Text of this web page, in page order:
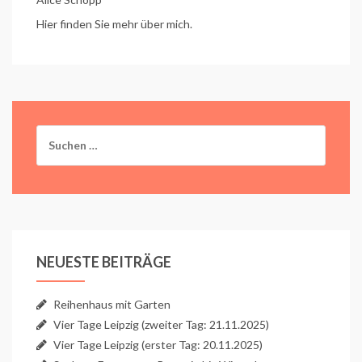
Hier finden Sie mehr über mich.
nach:
NEUESTE BEITRÄGE
Reihenhaus mit Garten
Vier Tage Leipzig (zweiter Tag: 21.11.2025)
Vier Tage Leipzig (erster Tag: 20.11.2025)